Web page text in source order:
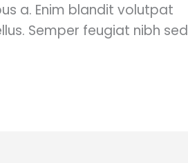
a. Enim blandit volutpat
Semper feugiat nibh sed